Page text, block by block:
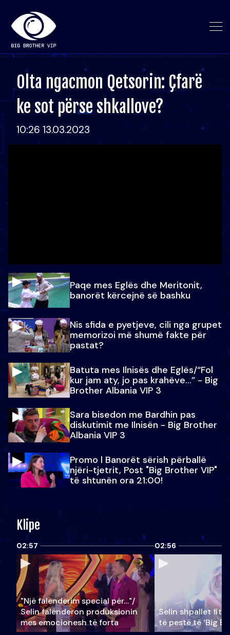
Olta ngacmon Qetsorin: Çfarë
ke sot përse shkallove?
10:26 13.03.2023
Paqe mes Eglës dhe Meritonit,
banorët kërcejnë së bashku
Nis sfida e pyetjeve, cili nga grupet
memorizoi më shumë fakte për
pastat?
Batuta mes Ilnisës dhe Eglës/“Fol
kur jam aty, jo pas krahëve…” - Big
Brother Albania VIP 3
Sara bisedon me Bardhin pas
diskutimit me Ilnisën - Big Brother
Albania VIP 3
Promo l Banorët sërish përballë
njëri-tjetrit, Post "Big Brother VIP"
të shtunën ora 21:00!
Klipe
02:57
"Një falenderim special për…"/
Selin falënderon produksionin
mes emocionesh të forta
02:56
Selin shpallet
të pestë të ‘Big